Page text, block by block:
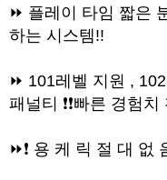
⏩ 플레이 타임 짧은
하는 시스템!!
⏩ 101레벨 지원 ,
패널티 ❗❗빠른 경험치
⏩❗ 용 케 릭 절 대 없